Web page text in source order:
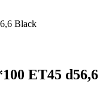
Black
ET45 d56,6